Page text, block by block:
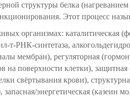
структуры белка
Этот процесс
организмах: каталитическая
т-РНК-синтетаза,
мембран), регуляторная
на поверхности клетки),
свёртывания крови),
энергетическая (казеин